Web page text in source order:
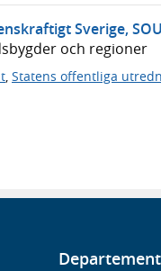
Sverige,
och regioner
, Statens offentliga
Departement